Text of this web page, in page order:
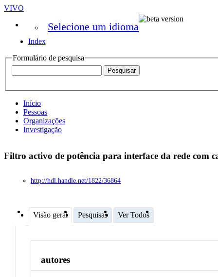
VIVO
Selecione um idioma
Index
Formulário de pesquisa
Início
Pessoas
Organizações
Investigação
Filtro activo de potência para interface da rede com
http://hdl.handle.net/1822/36864
Visão geral Pesquisas Ver Todos
autores